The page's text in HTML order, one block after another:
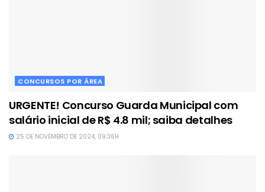
CONCURSOS POR ÁREA
URGENTE! Concurso Guarda Municipal com
salário inicial de R$ 4.8 mil; saiba detalhes
25 DE NOVEMBRO DE 2024, 09:36H